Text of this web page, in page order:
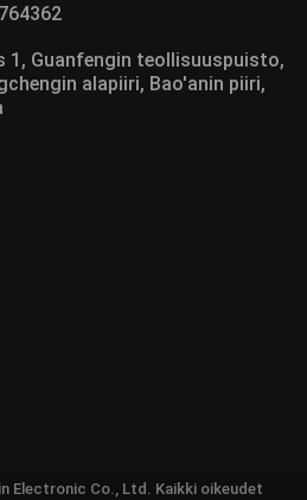
1, Guanfengin teollisuuspuisto,
alapiiri, Bao'anin piiri,
Electronic Co., Ltd. Kaikki oikeudet